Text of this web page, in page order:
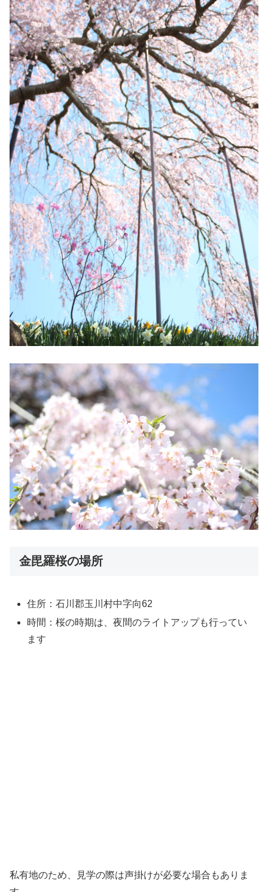
金毘羅桜の場所
住所：石川郡玉川村中字向62
時間：桜の時期は、夜間のライトアップも行ってい
ます
私有地のため、見学の際は声掛けが必要な場合もありま